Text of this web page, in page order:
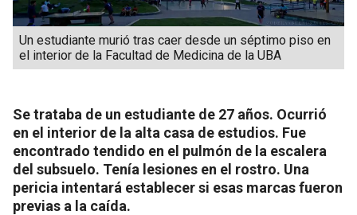
Un estudiante murió tras caer desde un séptimo piso en
el interior de la Facultad de Medicina de la UBA
Se trataba de un estudiante de 27 años. Ocurrió
en el interior de la alta casa de estudios. Fue
encontrado tendido en el pulmón de la escalera
del subsuelo. Tenía lesiones en el rostro. Una
pericia intentará establecer si esas marcas fueron
previas a la caída.